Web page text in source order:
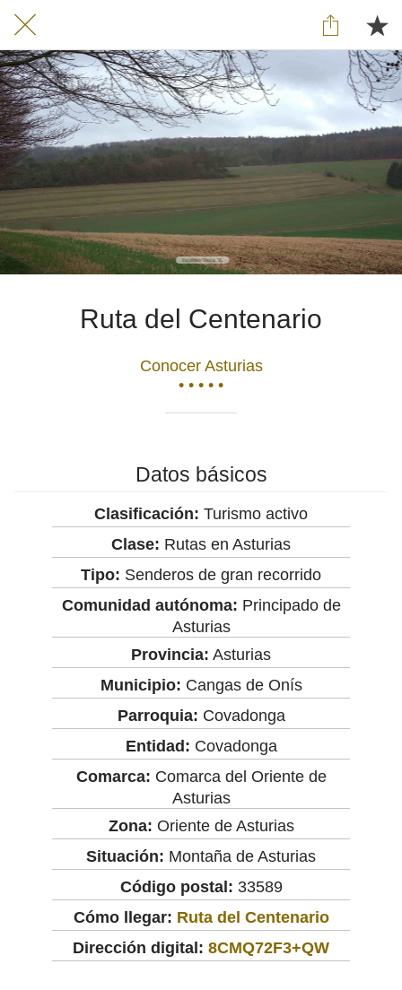
Ruta del Centenario
Conocer Asturias
• • • • •
Datos básicos
Clasificación: Turismo activo
Clase: Rutas en Asturias
Tipo: Senderos de gran recorrido
Comunidad autónoma: Principado de
Asturias
Provincia: Asturias
Municipio: Cangas de Onís
Parroquia: Covadonga
Entidad: Covadonga
Comarca: Comarca del Oriente de
Asturias
Zona: Oriente de Asturias
Situación: Montaña de Asturias
Código postal: 33589
Cómo llegar: Ruta del Centenario
Dirección digital: 8CMQ72F3+QW